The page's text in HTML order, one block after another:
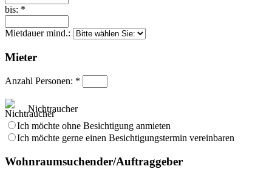
bis: *
Mietdauer mind.:
Mieter
Anzahl Personen: *
Nichtraucher
Ich möchte ohne Besichtigung anmieten
Ich möchte gerne einen Besichtigungstermin vereinbaren
Wohnraumsuchender/Auftraggeber